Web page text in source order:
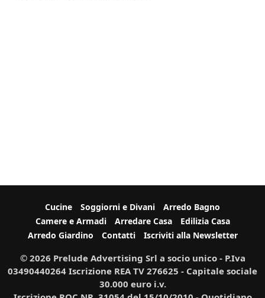
Cucine Soggiorni e Divani
Arredo Bagno
Camere e Armadi
Arredare Casa
Edilizia Casa
Arredo Giardino
Contatti Iscriviti alla Newsletter
© 2026 Prelude Advertising Srl a socio unico - P.Iva
03490440264 Iscrizione REA TV 276625 - Capitale sociale
30.000 euro i.v.